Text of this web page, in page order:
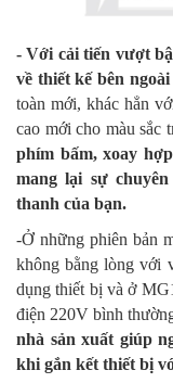
- Với cải tiến vượt
về thiết kế bên
toàn mới, khác hẳn
cao mới cho màu sắc
phím bấm, xoay
mang lại sự
thanh của bạn.
-Ở những phiên bản
không bằng lòng với
dụng thiết bị và ở
điện 220V bình
nhà sản xuất giúp
khi gắn kết thiết bị